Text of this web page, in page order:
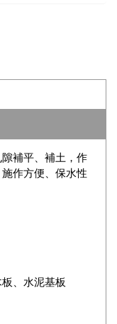
隙補平、補土，作
作方便、保水性
、水泥基板